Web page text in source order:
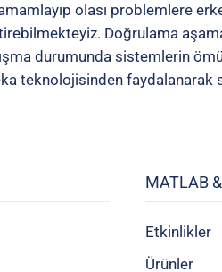
olası problemlere
Doğrulama
durumunda sistemlerin
teknolojisinden
MATLAB
Etkinlikler
Ürünler